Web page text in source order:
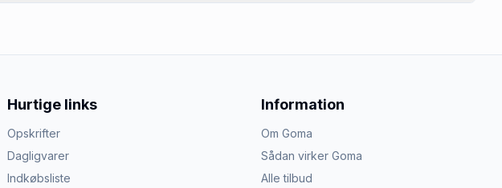
Hurtige links
Opskrifter
Dagligvarer
Indkøbsliste
Information
Om Goma
Sådan virker Goma
Alle tilbud